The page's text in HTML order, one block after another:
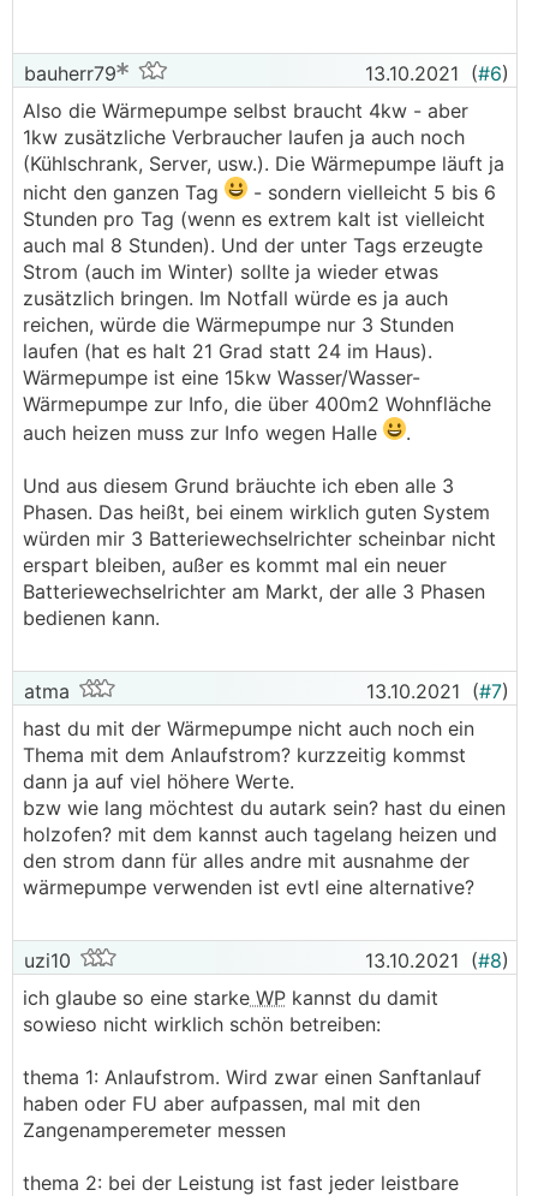
bauherr79 13.10.2021 (#6)
Also die Wärmepumpe selbst braucht 4kw - aber
1kw zusätzliche Verbraucher laufen ja auch noch
(Kühlschrank, Server, usw.). Die Wärmepumpe läuft ja
nicht den ganzen Tag
- sondern vielleicht 5 bis 6
Stunden pro Tag (wenn es extrem kalt ist vielleicht
auch mal 8 Stunden). Und der unter Tags erzeugte
Strom (auch im Winter) sollte ja wieder etwas
zusätzlich bringen. Im Notfall würde es ja auch
reichen, würde die Wärmepumpe nur 3 Stunden
laufen (hat es halt 21 Grad statt 24 im Haus).
Wärmepumpe ist eine 15kw Wasser/Wasser-
Wärmepumpe zur Info, die über 400m2 Wohnfläche
auch heizen muss zur Info wegen Halle
.
Und aus diesem Grund bräuchte ich eben alle 3
Phasen. Das heißt, bei einem wirklich guten System
würden mir 3 Batteriewechselrichter scheinbar nicht
erspart bleiben, außer es kommt mal ein neuer
Batteriewechselrichter am Markt, der alle 3 Phasen
bedienen kann.
atma 13.10.2021 (#7)
hast du mit der Wärmepumpe nicht auch noch ein
Thema mit dem Anlaufstrom? kurzzeitig kommst
dann ja auf viel höhere Werte.
bzw wie lang möchtest du autark sein? hast du einen
holzofen? mit dem kannst auch tagelang heizen und
den strom dann für alles andre mit ausnahme der
wärmepumpe verwenden ist evtl eine alternative?
uzi10 13.10.2021 (#8)
ich glaube so eine starke WP kannst du damit
sowieso nicht wirklich schön betreiben:
thema 1: Anlaufstrom. Wird zwar einen Sanftanlauf
haben oder FU aber aufpassen, mal mit den
Zangenamperemeter messen
thema 2: bei der Leistung ist fast jeder leistbare